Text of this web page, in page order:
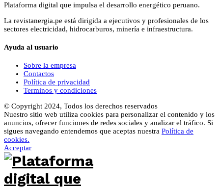
Plataforma digital que impulsa el desarrollo energético peruano.
La revistanergia.pe está dirigida a ejecutivos y profesionales de los
sectores electricidad, hidrocarburos, minería e infraestructura.
Ayuda al usuario
Sobre la empresa
Contactos
Política de privacidad
Terminos y condiciones
© Copyright 2024, Todos los derechos reservados
Nuestro sitio web utiliza cookies para personalizar el contenido y los
anuncios, ofrecer funciones de redes sociales y analizar el tráfico. Si
sigues navegando entendemos que aceptas nuestra Política de
cookies.
Acceptar